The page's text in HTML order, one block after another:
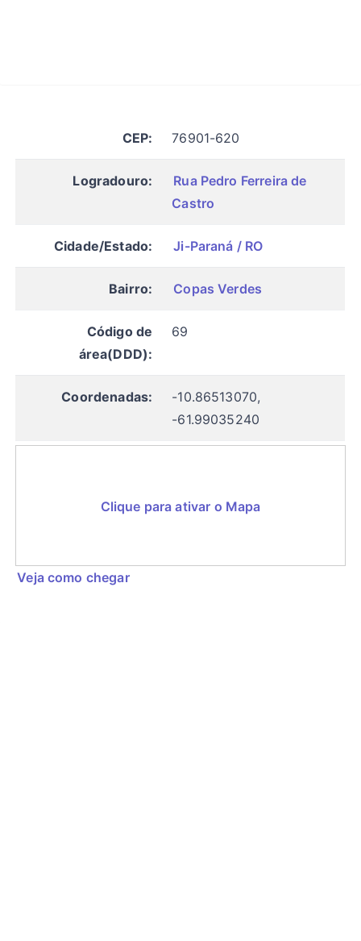
CEP: 76901-620
Logradouro:
Rua Pedro Ferreira de
Castro
Cidade/Estado: Ji-Paraná / RO
Bairro: Copas Verdes
Código de
área(DDD):
69
Coordenadas:
-10.86513070,
-61.99035240
Clique para ativar o Mapa
Veja como chegar